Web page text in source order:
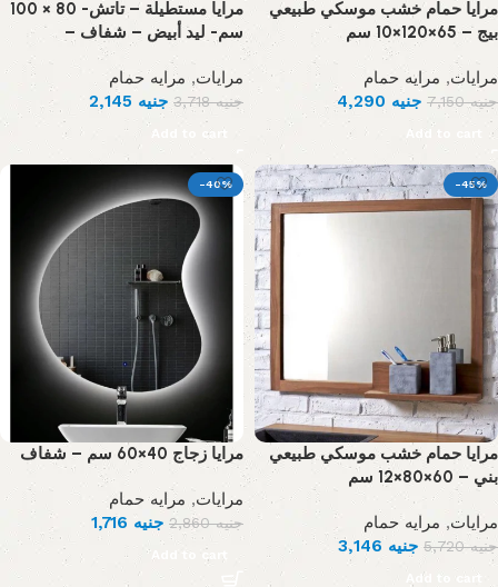
مرايا حمام خشب موسكي طبيعي
بيج – 65×120×10 سم
مرايات, مرايه حمام
جنيه7,150 جنيه
Add to cart
مرايا مستطيلة – تاتش- 80 × 100
سم- ليد أبيض – شفاف –
مرايات, مرايه حمام
جنيه3,718 جنيه
Add to cart
-45%
مرايا حمام خشب موسكي طبيعي
بني – 60×80×12 سم
مرايات, مرايه حمام
جنيه5,720 جنيه
Add to cart
-40%
مرايا زجاج 40×60 سم – شفاف
مرايات, مرايه حمام
جنيه2,860 جنيه
Add to cart